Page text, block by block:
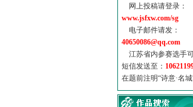
网上投稿请登录：
www.jsfxw.com/sg
电子邮件请发：
40650086@qq.com
江苏省内参赛选手
短信发送至：
在题前注明“诗意·名城